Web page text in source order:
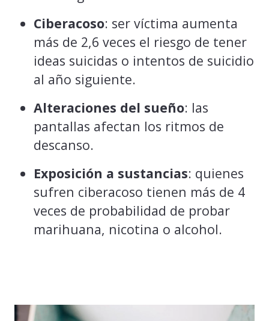
Ciberacoso: ser víctima aumenta
más de 2,6 veces el riesgo de tener
ideas suicidas o intentos de suicidio
al año siguiente.
Alteraciones del sueño: las
pantallas afectan los ritmos de
descanso.
Exposición a sustancias: quienes
sufren ciberacoso tienen más de 4
veces de probabilidad de probar
marihuana, nicotina o alcohol.